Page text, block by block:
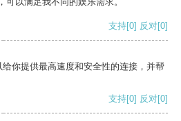
支持[0] 反对[0]
你提供最高速度和安全性的连接，并帮
支持[0] 反对[0]